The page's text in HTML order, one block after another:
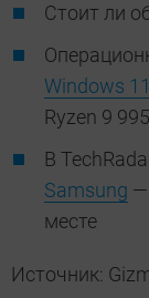
Стоит ли
Windows
Ryzen 9
В
Samsung —
месте
Источник: